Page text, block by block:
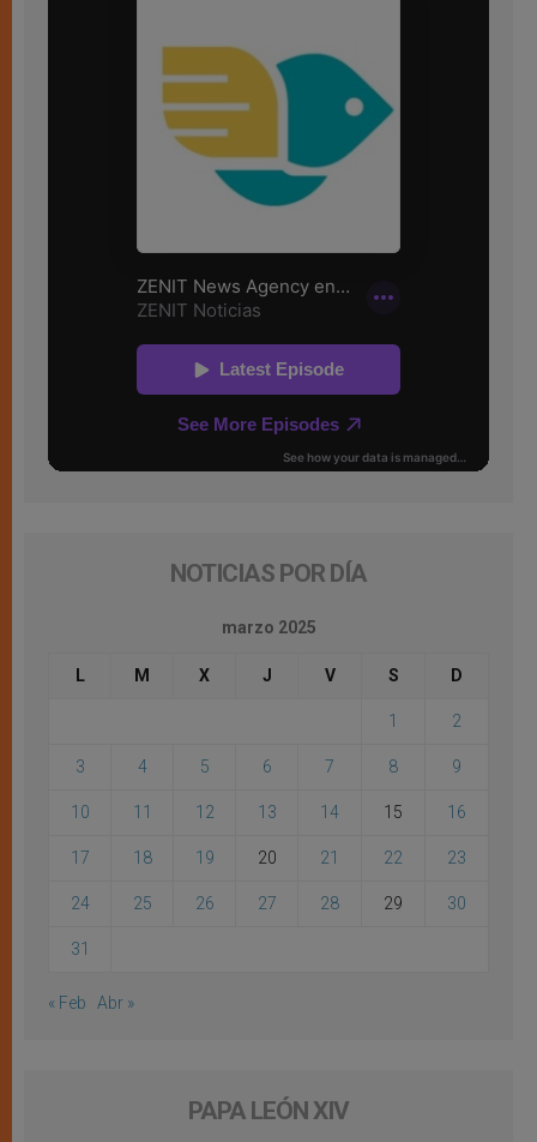
NOTICIAS POR DÍA
marzo 2025
L M X J V S D
1 2
3 4 5 6 7 8 9
10 11 12 13 14 15 16
17 18 19 20 21 22 23
24 25 26 27 28 29 30
31
« Feb Abr »
PAPA LEÓN XIV